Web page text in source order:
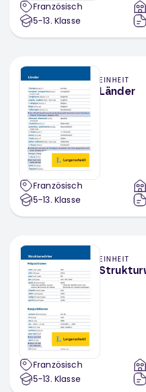
Französisch
5-13. Klasse
EINHEIT
Länder
Französisch
5-13. Klasse
EINHEIT
Französisch
5-13. Klasse